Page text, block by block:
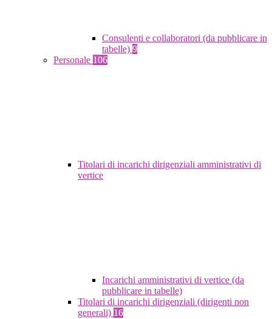
Consulenti e collaboratori (da pubblicare in
tabelle) 9
Personale 106
Titolari di incarichi dirigenziali amministrativi di
vertice
Incarichi amministrativi di vertice (da
pubblicare in tabelle)
Titolari di incarichi dirigenziali (dirigenti non
generali) 16